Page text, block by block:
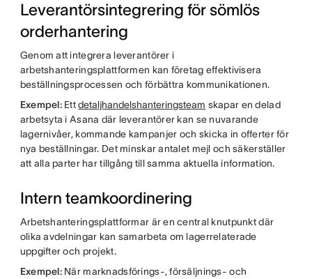
Leverantörsintegrering för sömlös
orderhantering
Genom att integrera leverantörer i
arbetshanteringsplattformen kan företag effektivisera
beställningsprocessen och förbättra kommunikationen.
Exempel:Ettdetaljhandelshanteringsteam skapar en delad
arbetsyta i Asana där leverantörer kan se nuvarande
lagernivåer, kommande kampanjer och skicka in offerter för
nya beställningar. Det minskar antalet mejl och säkerställer
att alla parter har tillgång till samma aktuella information.
Intern teamkoordinering
Arbetshanteringsplattformar är en central knutpunkt där
olika avdelningar kan samarbeta om lagerrelaterade
uppgifter och projekt.
Exempel:När marknadsförings-, försäljnings- och